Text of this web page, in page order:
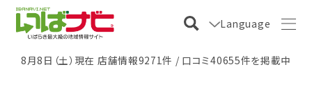
Language
8月8日（土）現在 店舗情報9271件 / 口コミ40655件を掲載中